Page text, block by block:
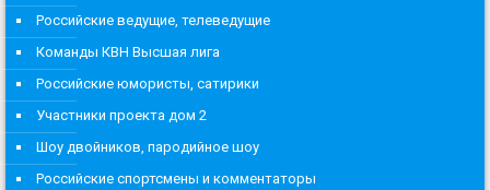
Российские ведущие, телеведущие
Команды КВН Высшая лига
Российские юмористы, сатирики
Участники проекта дом 2
Шоу двойников, пародийное шоу
Российские спортсмены и комментаторы